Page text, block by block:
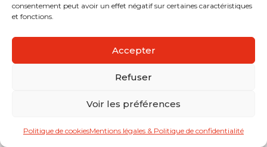
consentement peut avoir un effet négatif sur certaines caractéristiques
et fonctions.
Accepter
Refuser
Voir les préférences
Politique de cookiesMentions légales & Politique de confidentialité